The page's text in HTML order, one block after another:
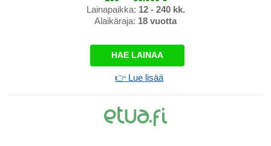
Lainapaikka: 12 - 240 kk.
Alaikäraja: 18 vuotta
HAE LAINAA
👉 Lue lisää